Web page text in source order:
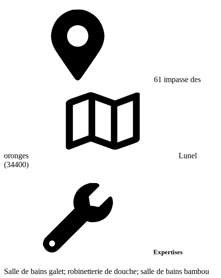
61 impasse des
oronges
Lunel
(34400)
Expertises
Salle de bains galet; robinetterie de douche; salle de bains bambou